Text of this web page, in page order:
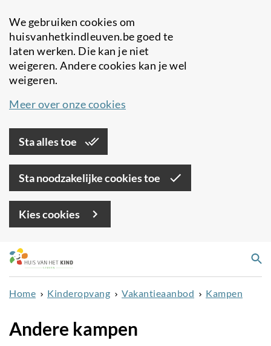
We gebruiken cookies om
huisvanhetkindleuven.be goed te
laten werken. Die kan je niet
weigeren. Andere cookies kan je wel
weigeren.
Meer over onze cookies
Sta alles toe
Sta noodzakelijke cookies toe
Kies cookies
Overslaan
en
naar
de
gaan
Home Kinderopvang Vakantieaanbod Kampen
Andere kampen